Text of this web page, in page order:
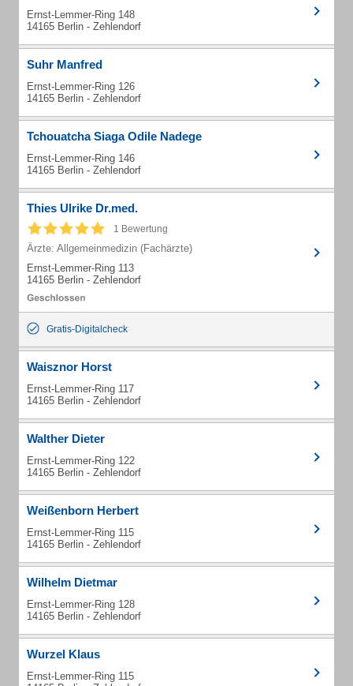
Ernst-Lemmer-Ring 148
14165 Berlin - Zehlendorf
Suhr Manfred
Ernst-Lemmer-Ring 126
14165 Berlin - Zehlendorf
Tchouatcha Siaga Odile Nadege
Ernst-Lemmer-Ring 146
14165 Berlin - Zehlendorf
Thies Ulrike Dr.med.
1 Bewertung
Ärzte: Allgemeinmedizin (Fachärzte)
Ernst-Lemmer-Ring 113
14165 Berlin - Zehlendorf
Gratis-Digitalcheck
Waisznor Horst
Ernst-Lemmer-Ring 117
14165 Berlin - Zehlendorf
Walther Dieter
Ernst-Lemmer-Ring 122
14165 Berlin - Zehlendorf
Weißenborn Herbert
Ernst-Lemmer-Ring 115
14165 Berlin - Zehlendorf
Wilhelm Dietmar
Ernst-Lemmer-Ring 128
14165 Berlin - Zehlendorf
Wurzel Klaus
Ernst-Lemmer-Ring 115